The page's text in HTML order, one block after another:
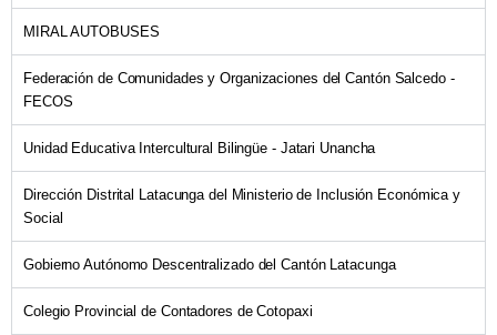
MIRAL AUTOBUSES
Federación de Comunidades y Organizaciones del Cantón Salcedo -
FECOS
Unidad Educativa Intercultural Bilingüe - Jatari Unancha
Dirección Distrital Latacunga del Ministerio de Inclusión Económica y
Social
Gobierno Autónomo Descentralizado del Cantón Latacunga
Colegio Provincial de Contadores de Cotopaxi